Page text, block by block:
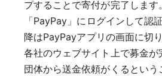
プすることで寄付が完了します
「PayPay」にログインして認
降はPayPayアプリの画面に切
各社のウェブサイト上で募金が
団体から送金依頼がくるという